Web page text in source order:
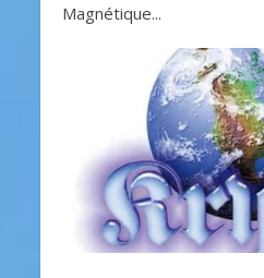
Magnétique...